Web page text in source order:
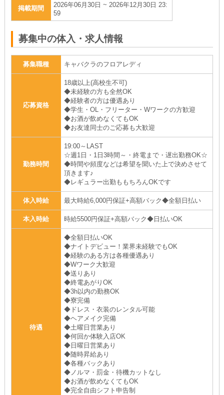
掲載期間
2026年06月30日 ~ 2026年12月30日 23:
59
募集中の体入・求人情報
募集職種 キャバクラのフロアレディ
応募資格
18歳以上(高校生不可)
◆未経験の方も全然OK
◆経験者の方は優遇あり
◆学生・OL・フリーター・Wワークの方歓迎
◆お酒が飲めなくてもOK
◆お友達同士のご応募も大歓迎
勤務時間
19:00～LAST
☆週1日・1日3時間～・終電まで・遅出勤務OK☆
◆時間や頻度などは希望を聞いた上で決めさせて
頂きます♪
◆レギュラー出勤ももちろんOKです
体入時給 最大時給6,000円保証+高額バック◆全額日払い
本入時給 時給5500円保証+高額バック◆日払いOK
待遇
◆全額日払いOK
◆ナイトデビュー！業界未経験でもOK
◆経験のある方は各種優遇あり
◆Wワーク大歓迎
◆送りあり
◆終電あがりOK
◆3h以内の勤務OK
◆寮完備
◆ドレス・衣装のレンタル可能
◆ヘアメイク完備
◆土曜日営業あり
◆何回か体験入店OK
◆日曜日営業あり
◆随時昇給あり
◆各種バックあり
◆ノルマ・罰金・待機カットなし
◆お酒が飲めなくてもOK
◆完全自由シフト申告制